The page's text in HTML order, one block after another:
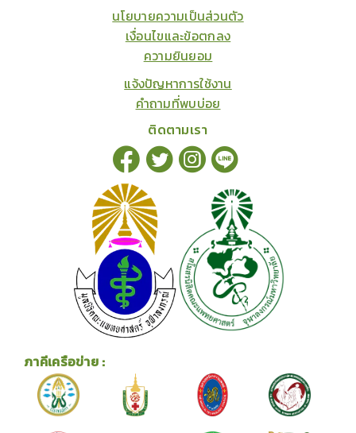
นโยบายความเป็นส่วนตัว
เงื่อนไขและข้อตกลง
ความยินยอม
แจ้งปัญหาการใช้งาน
คำถามที่พบบ่อย
ติดตามเรา
ภาคีเครือข่าย :